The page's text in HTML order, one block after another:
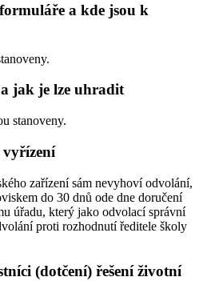
a kde jsou k
jak je lze uhradit
stanoveny.
zařízení sám nevyhoví odvolání,
do 30 dnů ode dne doručení
úřadu, který jako odvolací správní
proti rozhodnutí ředitele školy
(dotčení) řešení životní